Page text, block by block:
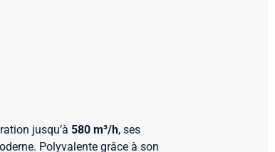
jusqu’à 580 m³/h, ses
Polyvalente grâce à son